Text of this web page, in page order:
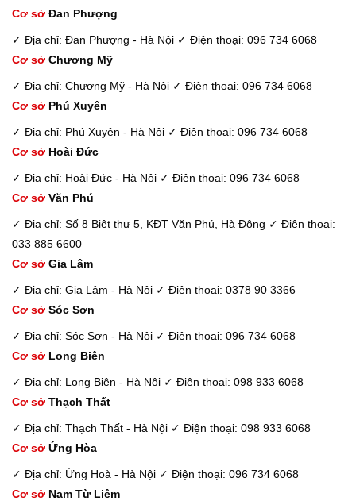
Cơ sở Đan Phượng
✓ Địa chỉ: Đan Phượng - Hà Nội ✓ Điện thoại: 096 734 6068
Cơ sở Chương Mỹ
✓ Địa chỉ: Chương Mỹ - Hà Nội ✓ Điện thoại: 096 734 6068
Cơ sở Phú Xuyên
✓ Địa chỉ: Phú Xuyên - Hà Nội ✓ Điện thoại: 096 734 6068
Cơ sở Hoài Đức
✓ Địa chỉ: Hoài Đức - Hà Nội ✓ Điện thoại: 096 734 6068
Cơ sở Văn Phú
✓ Địa chỉ: Số 8 Biệt thự 5, KĐT Văn Phú, Hà Đông ✓ Điện thoại:
033 885 6600
Cơ sở Gia Lâm
✓ Địa chỉ: Gia Lâm - Hà Nội ✓ Điện thoại: 0378 90 3366
Cơ sở Sóc Sơn
✓ Địa chỉ: Sóc Sơn - Hà Nội ✓ Điện thoại: 096 734 6068
Cơ sở Long Biên
✓ Địa chỉ: Long Biên - Hà Nội ✓ Điện thoại: 098 933 6068
Cơ sở Thạch Thất
✓ Địa chỉ: Thạch Thất - Hà Nội ✓ Điện thoại: 098 933 6068
Cơ sở Ứng Hòa
✓ Địa chỉ: Ứng Hoà - Hà Nội ✓ Điện thoại: 096 734 6068
Cơ sở Nam Từ Liêm